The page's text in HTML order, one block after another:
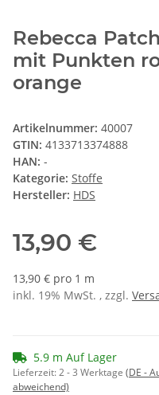
Rebecca
mit Punkten
orange
Artikelnummer: 40007
GTIN: 4133713374888
HAN: -
Kategorie: Stoffe
Hersteller: HDS
13,90 €
13,90 € pro 1 m
inkl. 19% MwSt. , zzgl.
5.9 m Auf Lager
Lieferzeit:2 - 3 Werktage (DE -
abweichend)